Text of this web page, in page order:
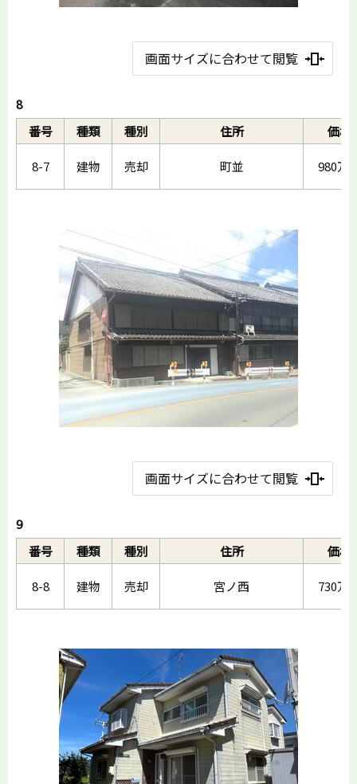
画面サイズに合わせて閲覧
8
番号
種類 種別 住所 価格
8-7 建物 売却 町並 980万
画面サイズに合わせて閲覧
9
番号
種類 種別 住所 価格
8-8 建物 売却 宮ノ西 730万